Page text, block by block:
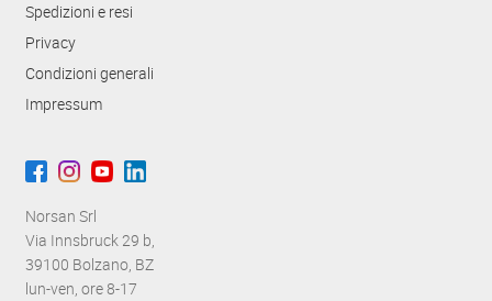
Spedizioni e resi
Privacy
Condizioni generali
Impressum
Norsan Srl
Via Innsbruck 29 b,
39100 Bolzano, BZ
lun-ven, ore 8-17